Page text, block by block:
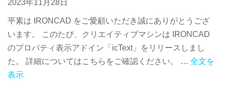
2023年11月28日
平素は IRONCAD をご愛顧いただき誠にありがとうござ
います。 このたび、クリエイティブマシンは IRONCAD
のプロパティ表示アドイン「icText」をリリースしまし
た。 詳細についてはこちらをご確認ください。 … 全文を
表示